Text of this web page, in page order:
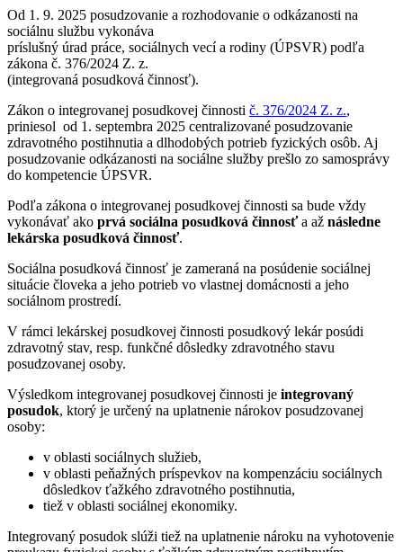
Od 1. 9. 2025 posudzovanie a rozhodovanie o odkázanosti na
sociálnu službu vykonáva
príslušný úrad práce, sociálnych vecí a rodiny (ÚPSVR) podľa
zákona č. 376/2024 Z. z.
(integrovaná posudková činnosť).
Zákon o integrovanej posudkovej činnosti č. 376/2024 Z. z.,
priniesol od 1. septembra 2025 centralizované posudzovanie
zdravotného postihnutia a dlhodobých potrieb fyzických osôb. Aj
posudzovanie odkázanosti na sociálne služby prešlo zo samosprávy
do kompetencie ÚPSVR.
Podľa zákona o integrovanej posudkovej činnosti sa bude vždy
vykonávať ako prvá sociálna posudková činnosťa až následne
lekárska posudková činnosť.
Sociálna posudková činnosť je zameraná na posúdenie sociálnej
situácie človeka a jeho potrieb vo vlastnej domácnosti a jeho
sociálnom prostredí.
V rámci lekárskej posudkovej činnosti posudkový lekár posúdi
zdravotný stav, resp. funkčné dôsledky zdravotného stavu
posudzovanej osoby.
Výsledkom integrovanej posudkovej činnosti je integrovaný
posudok, ktorý je určený na uplatnenie nárokov posudzovanej
osoby:
v oblasti sociálnych služieb,
v oblasti peňažných príspevkov na kompenzáciu sociálnych
dôsledkov ťažkého zdravotného postihnutia,
tiež v oblasti sociálnej ekonomiky.
Integrovaný posudok slúži tiež na uplatnenie nároku na vyhotovenie